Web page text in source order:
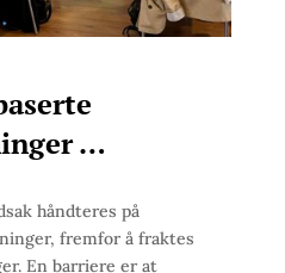
…
håndteres på
fremfor å fraktes
En barriere er at